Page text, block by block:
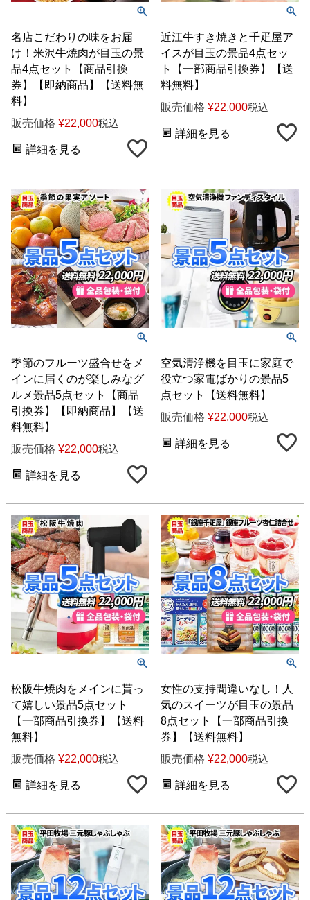
名店こだわりの味をお届
け！米沢牛焼肉が目玉の景
品4点セット【商品引換
券】【即納商品】【送料無
料】
販売価格 ¥22,000税込
詳細を見る
近江牛すき焼きと千疋屋ア
イスが目玉の景品4点セッ
ト【一部商品引換券】【送
料無料】
販売価格 ¥22,000税込
詳細を見る
季節のフルーツ盛合せをメ
インに届くのが楽しみなグ
ルメ景品5点セット【商品
引換券】【即納商品】【送
料無料】
販売価格 ¥22,000税込
詳細を見る
空気清浄機を目玉に家庭で
役立つ家電ばかりの景品5
点セット【送料無料】
販売価格 ¥22,000税込
詳細を見る
松阪牛焼肉をメインに貰っ
て嬉しい景品5点セット
【一部商品引換券】【送料
無料】
販売価格 ¥22,000税込
詳細を見る
女性の支持間違いなし！人
気のスイーツが目玉の景品
8点セット【一部商品引換
券】【送料無料】
販売価格 ¥22,000税込
詳細を見る